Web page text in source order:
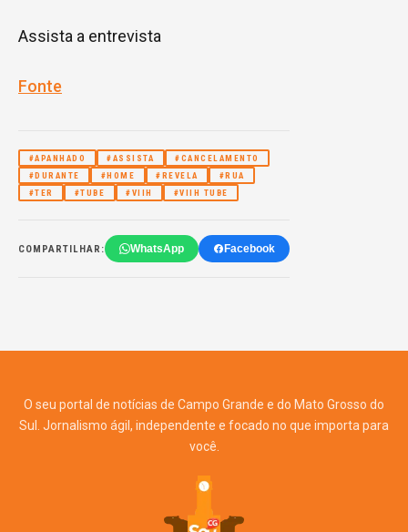
Assista a entrevista
Fonte
#APANHADO #ASSISTA
#CANCELAMENTO
#DURANTE
#HOME #REVELA
#RUA
#TER
#TUBE #VIIH #VIIH TUBE
COMPARTILHAR: WhatsApp Facebook
O seu portal de notícias de Campo Grande e do Mato Grosso do
Sul. Jornalismo ágil, independente e focado no que importa para
você.